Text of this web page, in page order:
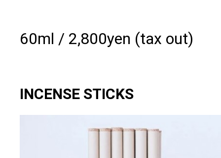
60ml / 2,800yen (tax out)
INCENSE STICKS